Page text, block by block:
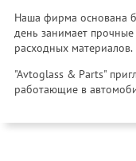
Наша фирма основана
день занимает
расходных материалов.
"Avtoglass & Parts"
работающие в